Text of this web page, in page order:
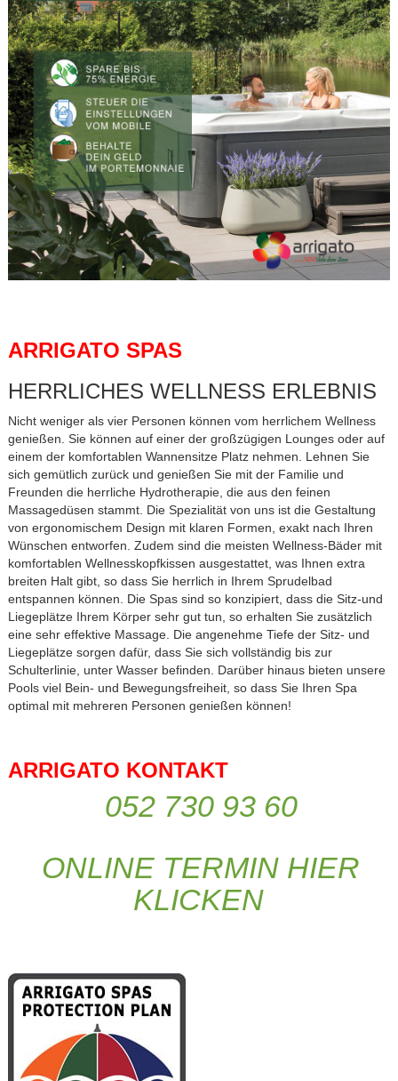
ARRIGATO SPAS
HERRLICHES WELLNESS ERLEBNIS
Nicht weniger als vier Personen können vom herrlichem Wellness
genießen. Sie können auf einer der großzügigen Lounges oder auf
einem der komfortablen Wannensitze Platz nehmen. Lehnen Sie
sich gemütlich zurück und genießen Sie mit der Familie und
Freunden die herrliche Hydrotherapie, die aus den feinen
Massagedüsen stammt. Die Spezialität von uns ist die Gestaltung
von ergonomischem Design mit klaren Formen, exakt nach Ihren
Wünschen entworfen. Zudem sind die meisten Wellness-Bäder mit
komfortablen Wellnesskopfkissen ausgestattet, was Ihnen extra
breiten Halt gibt, so dass Sie herrlich in Ihrem Sprudelbad
entspannen können. Die Spas sind so konzipiert, dass die Sitz-und
Liegeplätze Ihrem Körper sehr gut tun, so erhalten Sie zusätzlich
eine sehr effektive Massage. Die angenehme Tiefe der Sitz- und
Liegeplätze sorgen dafür, dass Sie sich vollständig bis zur
Schulterlinie, unter Wasser befinden. Darüber hinaus bieten unsere
Pools viel Bein- und Bewegungsfreiheit, so dass Sie Ihren Spa
optimal mit mehreren Personen genießen können!
ARRIGATO KONTAKT
052 730 93 60
ONLINE TERMIN HIER
KLICKEN